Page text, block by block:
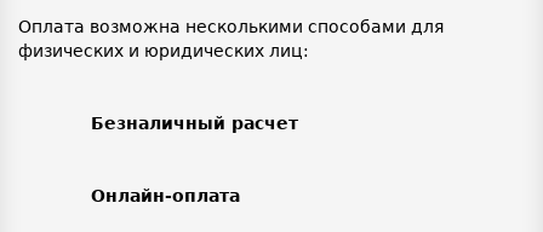
Оплата возможна несколькими способами для
физических и юридических лиц:
Безналичный расчет
Онлайн-оплата